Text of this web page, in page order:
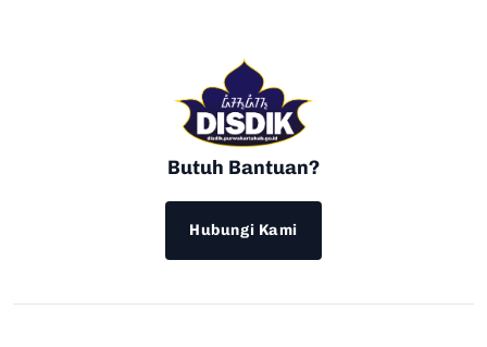
Butuh Bantuan?
Hubungi Kami